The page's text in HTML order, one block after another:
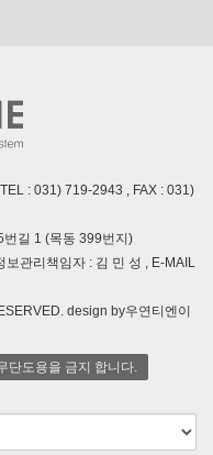
: 031) 719-2943 , FAX : 031)
길 1 (목동 399번지)
관리책임자 : 김 민 성 , E-MAIL
design by우연티엔이
단도용을 금지 합니다.